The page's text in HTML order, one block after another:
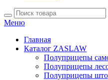
Меню
Главная
Каталог ZASLAW
Полуприцепы
Полуприцепы
Полуприцепы